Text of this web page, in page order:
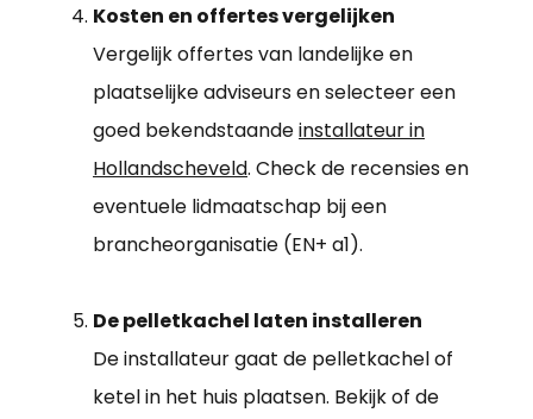
Kosten en offertes vergelijken
Vergelijk offertes van landelijke en
plaatselijke adviseurs en selecteer een
goed bekendstaandeinstallateur in
Hollandscheveld. Check de recensies en
eventuele lidmaatschap bij een
brancheorganisatie (EN+ a1).
De pelletkachel laten installeren
De installateur gaat de pelletkachel of
ketel in het huis plaatsen. Bekijk of de